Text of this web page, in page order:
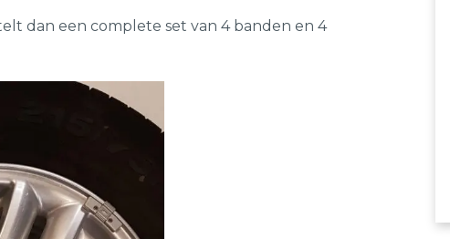
dan een complete set van 4 banden en 4